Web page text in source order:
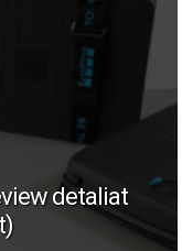
detaliat